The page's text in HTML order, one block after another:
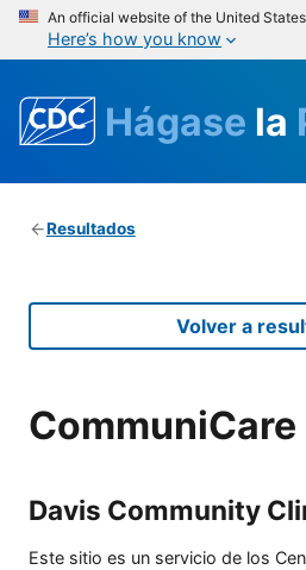
An official website of the United
Here’s how you know
Hágase la
Resultados
Volver a
CommuniCare
Davis Community
Este sitio es un servicio de los